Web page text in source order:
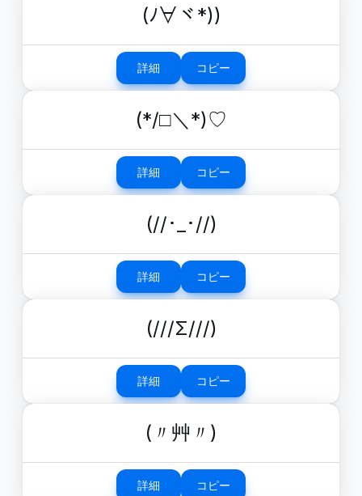
(ﾉ∀ヾ*))
詳細 コピー
(*/□＼*)♡
詳細 コピー
(//･_･//)
詳細 コピー
(///Σ///)
詳細 コピー
(〃艸〃)
詳細 コピー